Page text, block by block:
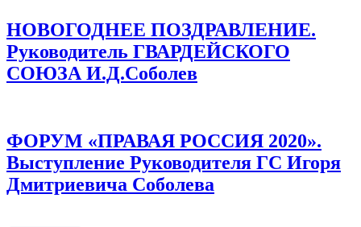
НОВОГОДНЕЕ ПОЗДРАВЛЕНИЕ.
Руководитель ГВАРДЕЙСКОГО
СОЮЗА И.Д.Соболев
ФОРУМ «ПРАВАЯ РОССИЯ 2020».
Выступление Руководителя ГС Игоря
Дмитриевича Соболева